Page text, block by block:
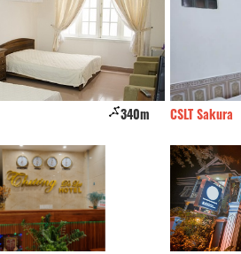
340m CSLT Sakura